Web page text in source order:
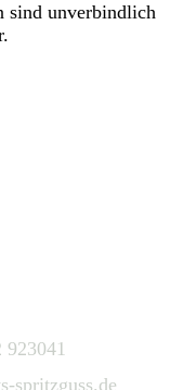
sind unverbindlich
923041
spritzguss.de